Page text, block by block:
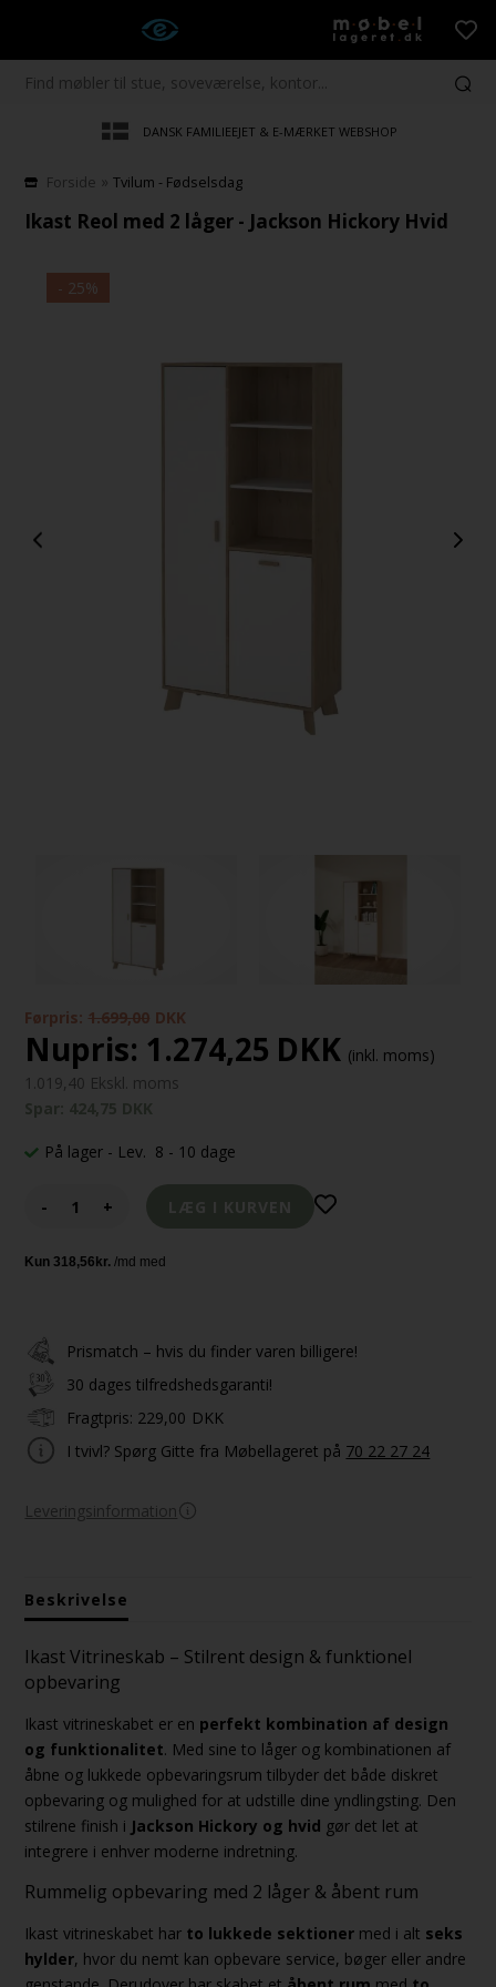
DANSK FAMILIEEJET & E-MÆRKET WEBSHOP
Forside »Tvilum - Fødselsdag
Ikast Reol med 2 låger - Jackson Hickory Hvid
- 25%
Førpris: 1.699,00 DKK
Nupris: 1.274,25 DKK (inkl. moms)
1.019,40 Ekskl. moms
På lager - Lev. 8 - 10 dage
- +
Prismatch – hvis du finder varen billigere!
30 dages tilfredshedsgaranti!
Fragtpris: 229,00 DKK
I tvivl? Spørg Gitte fra Møbellageret på 70 22 27 24
Leveringsinformation
Beskrivelse
Ikast Vitrineskab – Stilrent design & funktionel
opbevaring
Ikast vitrineskabet er en perfekt kombination af design
og funktionalitet. Med sine to låger og kombinationen af
åbne og lukkede opbevaringsrum tilbyder det både diskret
opbevaring og mulighed for at udstille dine yndlingsting. Den
stilrene finish i Jackson Hickory og hvid gør det let at
integrere i enhver moderne indretning.
Rummelig opbevaring med 2 låger & åbent rum
Ikast vitrineskabet har to lukkede sektioner med i alt seks
hylder, hvor du nemt kan opbevare service, bøger eller andre